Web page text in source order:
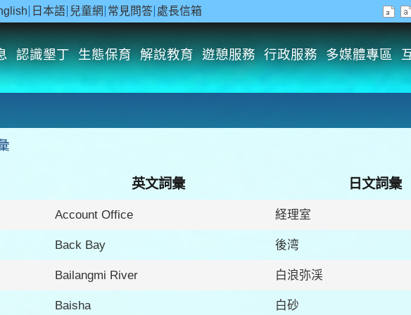
日本語 兒童網 常見問答 處長信箱
認識墾丁 生態保育 解說教育 遊憩服務 行政服務 多媒體專區
英文詞彙 日文詞彙
Account Office 経理室
Back Bay 後湾
Bailangmi River 白浪弥渓
Baisha 白砂